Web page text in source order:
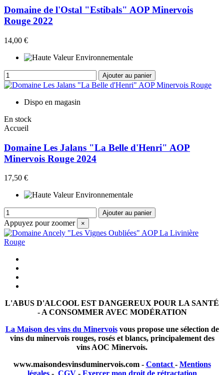
Domaine de l'Ostal "Estibals" AOP Minervois
Rouge 2022
14,00 €
Ajouter au panier
Dispo en magasin
En stock
Accueil
Domaine Les Jalans "La Belle d'Henri" AOP
Minervois Rouge 2024
17,50 €
Ajouter au panier
Appuyez pour zoomer ×
L'ABUS D'ALCOOL EST DANGEREUX POUR LA SANTÉ
- A CONSOMMER AVEC MODÉRATION
La Maison des vins du Minervoisvous propose une sélection de
vins du minervois rouges, rosés et blancs, principalement des
vins AOC Minervois.
www.maisondesvinsduminervois.com - Contact - Mentions